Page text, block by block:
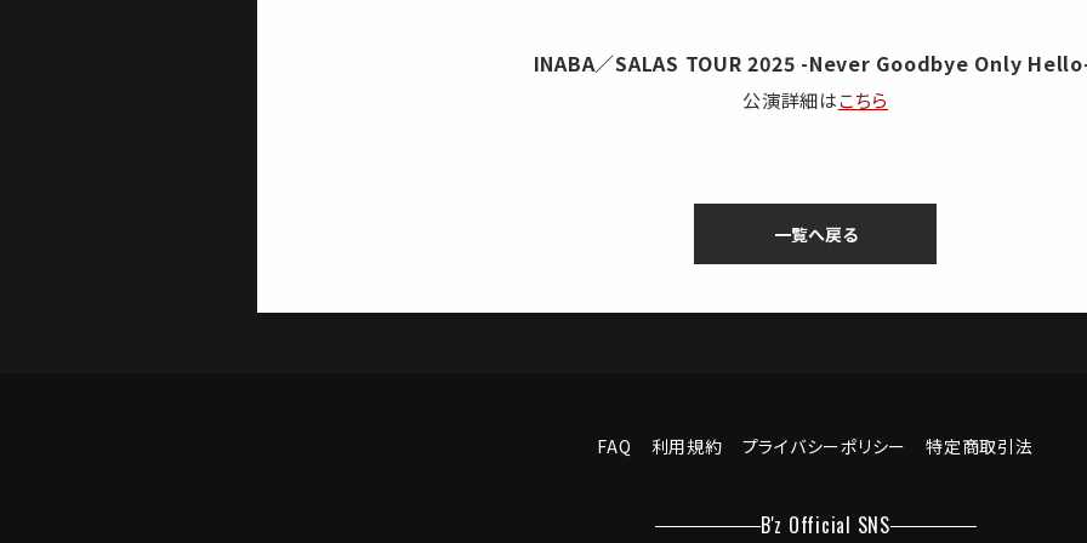
INABA／SALAS TOUR 2025 -Never Goodbye Only
公演詳細はこちら
一覧へ戻る
FAQ 利用規約 プライバシーポリシー 特定商取引法